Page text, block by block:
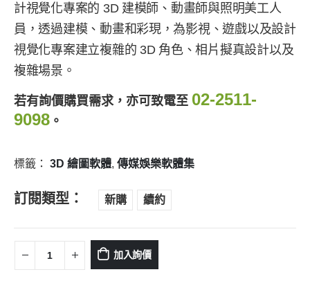
計視覺化專案的 3D 建模師、動畫師與照明美工人
員，透過建模、動畫和彩現，為影視、遊戲以及設計
視覺化專案建立複雜的 3D 角色、相片擬真設計以及
複雜場景。
若有詢價購買需求，亦可致電至 02-2511-
9098 。
標籤： 3D 繪圖軟體, 傳媒娛樂軟體集
訂閱類型 新購 續約
加入詢價